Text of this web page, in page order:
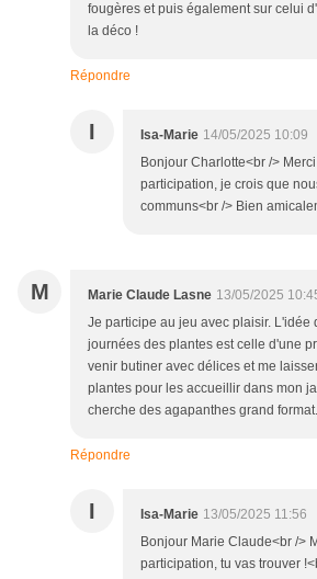
fougères et puis également sur celui
la déco !
Répondre
I Isa-Marie 14/05/2025 10:09
Bonjour Charlotte<br />
participation, je crois que
communs<br /> Bien
M Marie Claude Lasne 13/05/2025
Je participe au jeu avec plaisir. L'idée
journées des plantes est celle d'une
venir butiner avec délices et me
plantes pour les accueillir dans mon
cherche des agapanthes grand format.
Répondre
I Isa-Marie 13/05/2025 11:56
Bonjour Marie Claude<br />
participation, tu vas trouver